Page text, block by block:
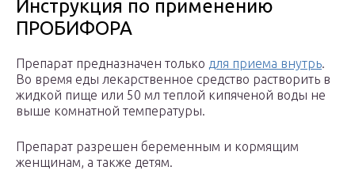
Инструкция по применению
ПРОБИФОРА
Препарат предназначен только для приема внутрь.
Во время еды лекарственное средство растворить в
жидкой пище или 50 мл теплой кипяченой воды не
выше комнатной температуры.
Препарат разрешен беременным и кормящим
женщинам, а также детям.